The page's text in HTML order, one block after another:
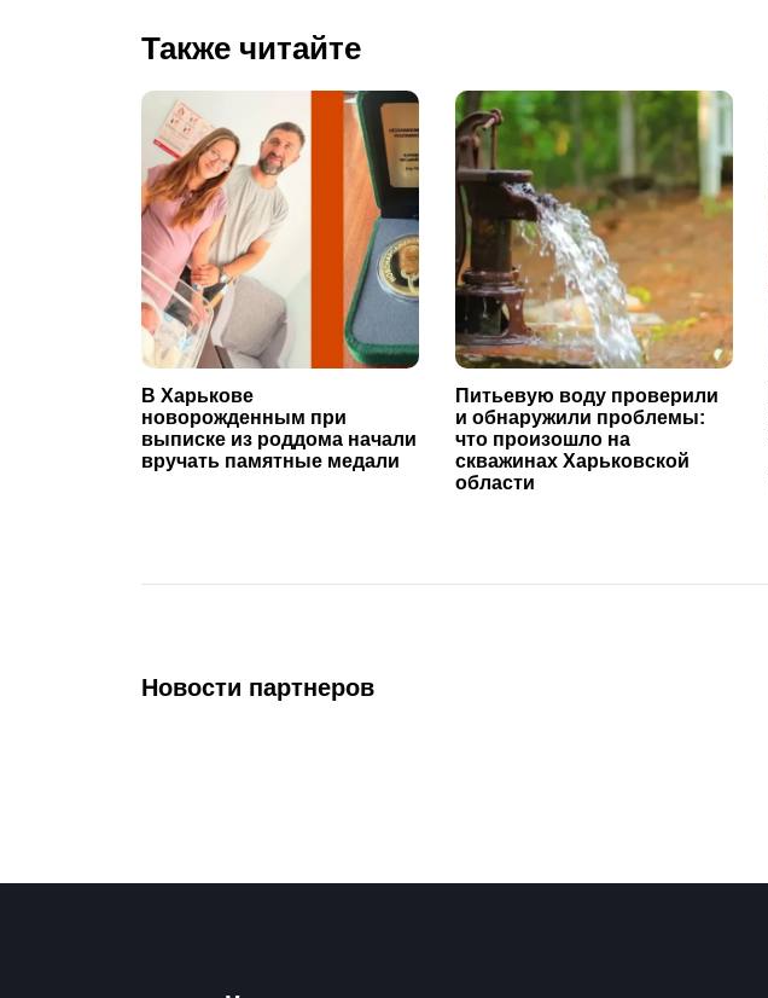
Также читайте
В Харькове
новорожденным при
выписке из роддома начали
вручать памятные медали
Питьевую воду проверили
и обнаружили проблемы:
что произошло на
скважинах Харьковской
области
Новости партнеров